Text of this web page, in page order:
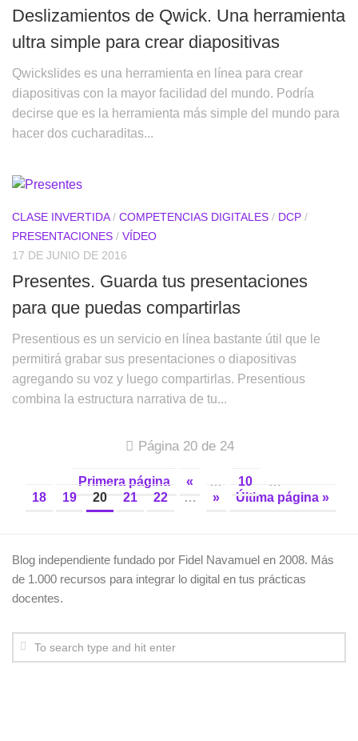
Deslizamientos de Qwick. Una herramienta
ultra simple para crear diapositivas
Qwickslides es una herramienta en línea para crear
diapositivas con la mayor facilidad del mundo. Podría
decirse que es la herramienta más simple del mundo para
hacer dos cucharaditas...
CLASE INVERTIDA/ COMPETENCIAS DIGITALES / DCP /
PRESENTACIONES / VÍDEO
17 DE JUNIO DE 2016
Presentes. Guarda tus presentaciones
para que puedas compartirlas
Presentious es un servicio en línea bastante útil que le
permitirá grabar sus presentaciones o diapositivas
agregando su voz y luego compartirlas. Presentious
combina la estructura narrativa de tu...
Página 20 de 24
Primera página « 10
18
19 20 21 22 … » Última página »
Blog independiente fundado por Fidel Navamuel en 2008. Más
de 1.000 recursos para integrar lo digital en tus prácticas
docentes.